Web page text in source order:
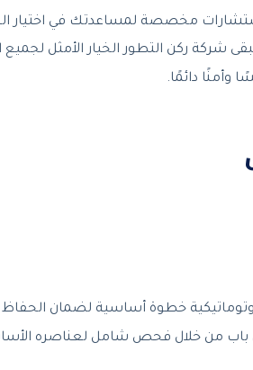
مخصصة لمساعدتك في اختيار
شركة ركن التطور الخيار الأمثل لجميع
وأمنًا دائمًا.
خطوة أساسية لضمان
باب من خلال فحص شامل لعناصره